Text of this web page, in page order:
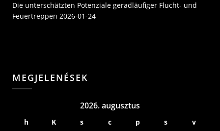
Die unterschätzten Potenziale geradläufiger Flucht- und
Feuertreppen 2026-01-24
MEGJELENÉSEK
2026. augusztus
h K s c p s
v